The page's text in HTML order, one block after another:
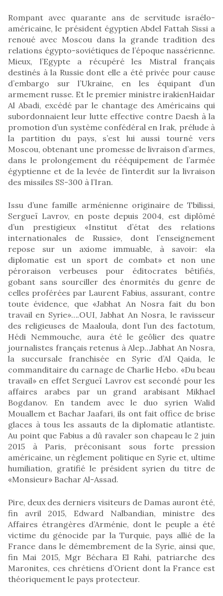
Rompant avec quarante ans de servitude israélo-
américaine, le président égyptien Abdel Fattah Sissi a
renoué avec Moscou dans la grande tradition des
relations égypto-soviétiques de l’époque nassérienne.
Mieux, l’Egypte a récupéré les Mistral français
destinés à la Russie dont elle a été privée pour cause
d’embargo sur l’Ukraine, en les équipant d’un
armement russe. Et le premier ministre irakienHaidar
Al Abadi, excédé par le chantage des Américains qui
subordonnaient leur lutte effective contre Daesh à la
promotion d’un système confédéral en Irak, prélude à
la partition du pays, s’est lui aussi tourné vers
Moscou, obtenant une promesse de livraison d’armes,
dans le prolongement du rééquipement de l’armée
égyptienne et de la levée de l’interdit sur la livraison
des missiles SS-300 à l’Iran.
Issu d’une famille arménienne originaire de Tbilissi,
Sergueï Lavrov, en poste depuis 2004, est diplômé
d’un prestigieux «Institut d’état des relations
internationales de Russie», dont l’enseignement
repose sur un axiome immuable, à savoir: «la
diplomatie est un sport de combat» et non une
péroraison verbeuses pour éditocrates bêtifiés,
gobant sans sourciller des énormités du genre de
celles proférées par Laurent Fabius, assurant, contre
toute évidence, que «Jabhat An Nosra fait du bon
travail en Syrie»….OUI, Jabhat An Nosra, le ravisseur
des religieuses de Maaloula, dont l’un des factotum,
Hédi Nemmouche, aura été le geôlier des quatre
journalistes français retenus à Alep…Jabhat An Nosra,
la succursale franchisée en Syrie d’Al Qaida, le
commanditaire du carnage de Charlie Hebo. «Du beau
travail» en effet Sergueï Lavrov est secondé pour les
affaires arabes par un grand arabisant Mikhael
Bogdanov. En tandem avec le duo syrien Walid
Mouallem et Bachar Jaafari, ils ont fait office de brise
glaces à tous les assauts de la diplomatie atlantiste.
Au point que Fabius a dû ravaler son chapeau le 2 juin
2015 à Paris, préconisant sous forte pression
américaine, un règlement politique en Syrie et, ultime
humiliation, gratifié le président syrien du titre de
«Monsieur» Bachar Al-Assad.
Pire, deux des derniers visiteurs de Damas auront été,
fin avril 2015, Edward Nalbandian, ministre des
Affaires étrangères d’Arménie, dont le peuple a été
victime du génocide par la Turquie, pays allié de la
France dans le démembrement de la Syrie, ainsi que,
fin Mai 2015, Mgr Béchara El Rahi, patriarche des
Maronites, ces chrétiens d’Orient dont la France est
théoriquement le pays protecteur.